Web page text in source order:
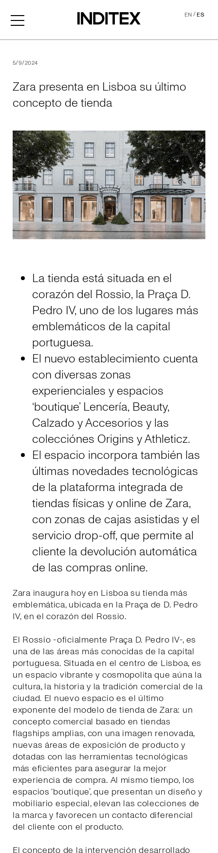
EN/ES
5/9/2024
Zara presenta en Lisboa su último
concepto de tienda
La tienda está situada en el
corazón del Rossio, la Praça D.
Pedro IV, uno de los lugares más
emblemáticos de la capital
portuguesa.
El nuevo establecimiento cuenta
con diversas zonas
experienciales y espacios
‘boutique’ Lencería, Beauty,
Calzado y Accesorios y las
colecciónes Origins y Athleticz.
El espacio incorpora también las
últimas novedades tecnológicas
de la plataforma integrada de
tiendas físicas y online de Zara,
con zonas de cajas asistidas y el
servicio drop-off, que permite al
cliente la devolución automática
de las compras online.
Zara inaugura hoy en Lisboa su tienda más
emblemática, ubicada en la Praça de D. Pedro
IV, en el corazón del Rossio.
El Rossio -oficialmente Praça D. Pedro IV-, es
una de las áreas más conocidas de la capital
portuguesa. Situada en el centro de Lisboa, es
un espacio vibrante y cosmopolita que aúna la
cultura, la historia y la tradición comercial de la
ciudad. El nuevo espacio es el último
exponente del modelo de tienda de Zara: un
concepto comercial basado en tiendas
flagships amplias, con una imagen renovada,
nuevas áreas de exposición de producto y
dotadas con las herramientas tecnológicas
más eficientes para asegurar la mejor
experiencia de compra. Al mismo tiempo, los
espacios ‘boutique’, que presentan un diseño y
mobiliario especial, elevan las colecciones de
la marca y favorecen un contacto diferencial
del cliente con el producto.
El concepto de la intervención desarrollado